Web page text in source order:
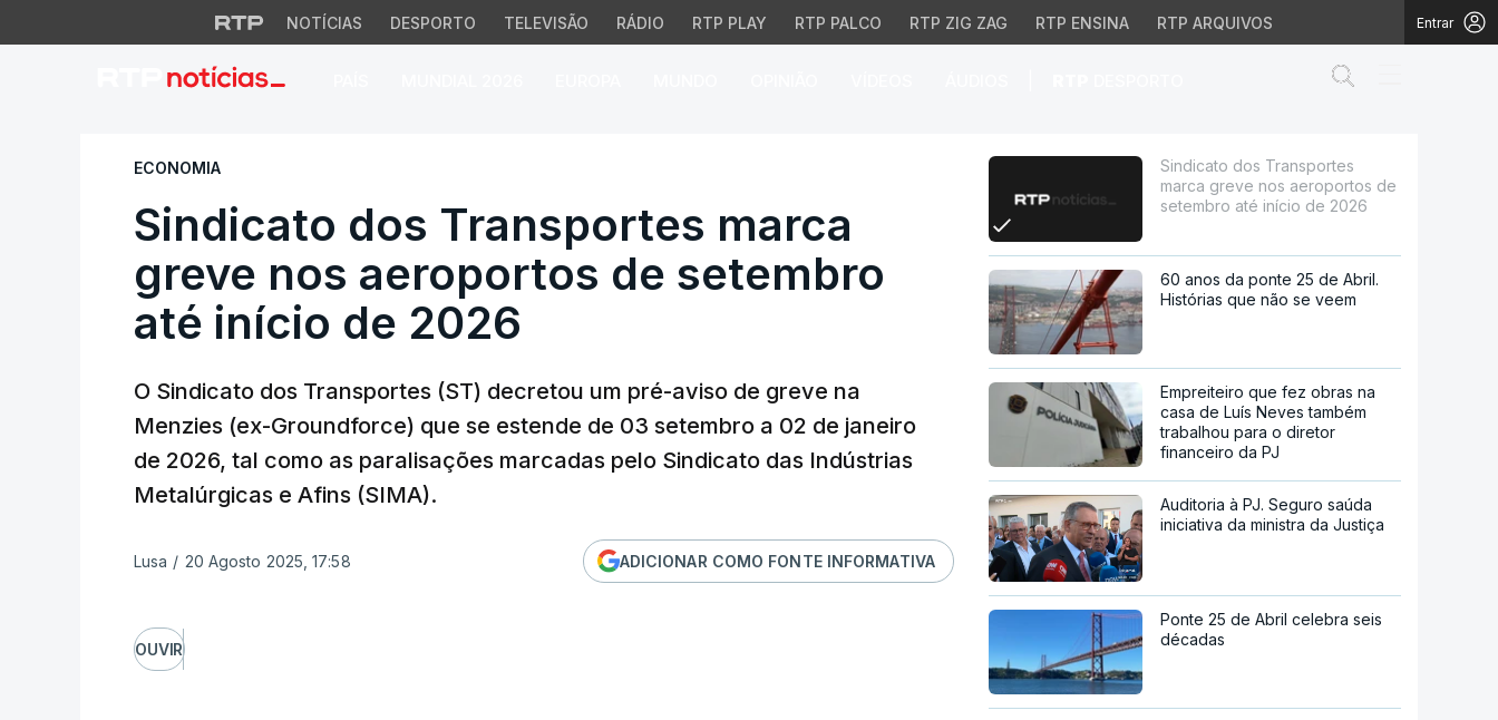
NOTÍCIAS DESPORTO TELEVISÃO RÁDIO RTP PLAY RTP PALCO RTP ZIG ZAG RTP ENSINA RTP ARQUIVOS Entrar
Sindicato dos Transportes marca greve nos aeroportos de
ECONOMIA
Sindicato dos Transportes marca
greve nos aeroportos de setembro
até início de 2026
O Sindicato dos Transportes (ST) decretou um pré-aviso de greve na
Menzies (ex-Groundforce) que se estende de 03 setembro a 02 de janeiro
de 2026, tal como as paralisações marcadas pelo Sindicato das Indústrias
Metalúrgicas e Afins (SIMA).
Lusa / 20 Agosto 2025, 17:58 ADICIONAR COMO FONTE INFORMATIVA
OUVIR
Sindicato dos Transportes
marca greve nos aeroportos de
setembro até início de 2026
60 anos da ponte 25 de Abril.
Histórias que não se veem
Empreiteiro que fez obras na
casa de Luís Neves também
trabalhou para o diretor
financeiro da PJ
Auditoria à PJ. Seguro saúda
iniciativa da ministra da Justiça
Ponte 25 de Abril celebra seis
décadas